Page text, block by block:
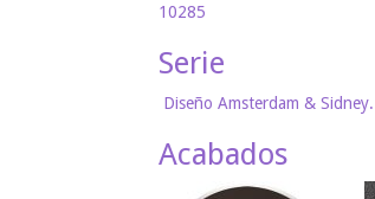
10285
Serie
Diseño Amsterdam & Sidney.
Acabados